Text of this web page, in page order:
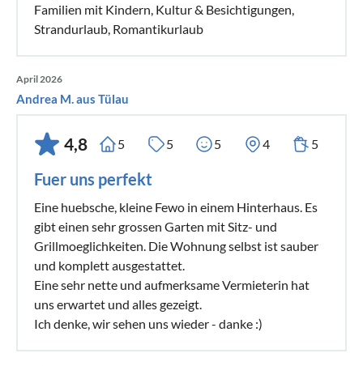
Familien mit Kindern, Kultur & Besichtigungen,
Strandurlaub, Romantikurlaub
April 2026
Andrea M. aus Tülau
4,8 5 5 5 4 5
Fuer uns perfekt
Eine huebsche, kleine Fewo in einem Hinterhaus. Es
gibt einen sehr grossen Garten mit Sitz- und
Grillmoeglichkeiten. Die Wohnung selbst ist sauber
und komplett ausgestattet.
Eine sehr nette und aufmerksame Vermieterin hat
uns erwartet und alles gezeigt.
Ich denke, wir sehen uns wieder - danke :)